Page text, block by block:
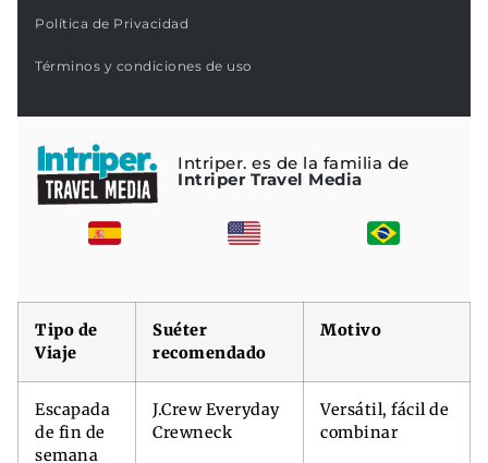
Política de Privacidad
Términos y condiciones de uso
Intriper. es de la familia de
Intriper Travel Media
Tipo de
Viaje
Suéter
recomendado
Motivo
Escapada
de fin de
semana
J.Crew Everyday
Crewneck
Versátil, fácil de
combinar